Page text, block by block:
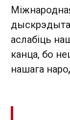
аслабіць
канца, бо
нашага